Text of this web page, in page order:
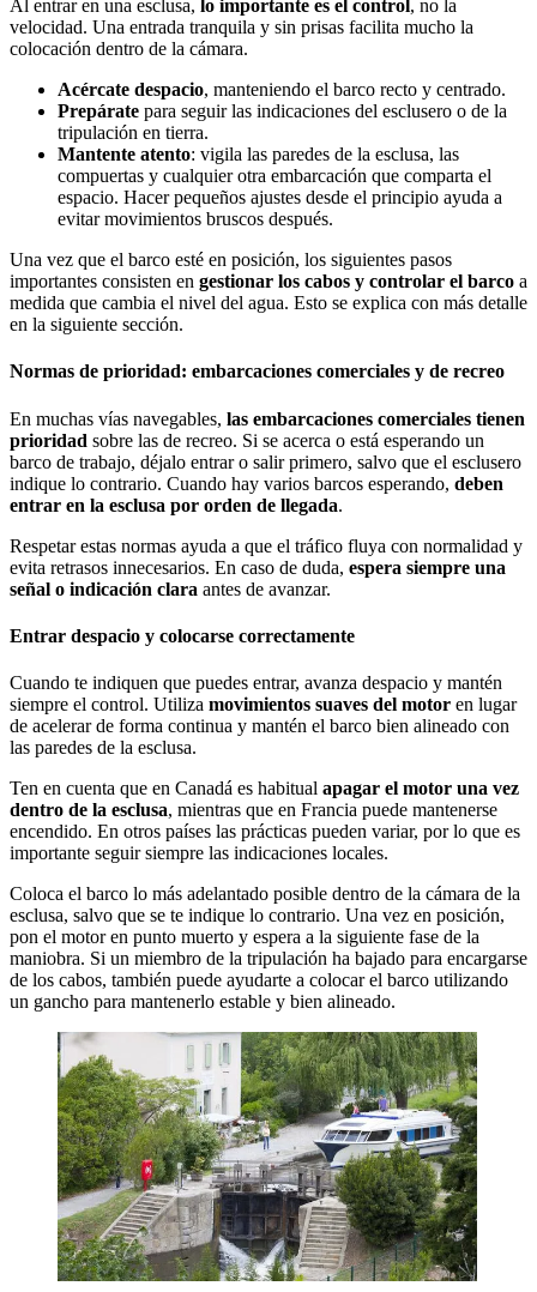
Al entrar en una esclusa, lo importante es el control , no la
velocidad. Una entrada tranquila y sin prisas facilita mucho la
colocación dentro de la cámara.
Acércate despacio, manteniendo el barco recto y centrado.
Prepárate para seguir las indicaciones del esclusero o de la
tripulación en tierra.
Mantente atento: vigila las paredes de la esclusa, las
compuertas y cualquier otra embarcación que comparta el
espacio. Hacer pequeños ajustes desde el principio ayuda a
evitar movimientos bruscos después.
Una vez que el barco esté en posición, los siguientes pasos
importantes consisten en gestionar los cabos y controlar el barco a
medida que cambia el nivel del agua. Esto se explica con más detalle
en la siguiente sección.
Normas de prioridad: embarcaciones comerciales y de recreo
En muchas vías navegables, las embarcaciones comerciales tienen
prioridad sobre las de recreo. Si se acerca o está esperando un
barco de trabajo, déjalo entrar o salir primero, salvo que el esclusero
indique lo contrario. Cuando hay varios barcos esperando, deben
entrar en la esclusa por orden de llegada.
Respetar estas normas ayuda a que el tráfico fluya con normalidad y
evita retrasos innecesarios. En caso de duda, espera siempre una
señal o indicación clara antes de avanzar.
Entrar despacio y colocarse correctamente
Cuando te indiquen que puedes entrar, avanza despacio y mantén
siempre el control. Utiliza movimientos suaves del motor en lugar
de acelerar de forma continua y mantén el barco bien alineado con
las paredes de la esclusa.
Ten en cuenta que en Canadá es habitual apagar el motor una vez
dentro de la esclusa, mientras que en Francia puede mantenerse
encendido. En otros países las prácticas pueden variar, por lo que es
importante seguir siempre las indicaciones locales.
Coloca el barco lo más adelantado posible dentro de la cámara de la
esclusa, salvo que se te indique lo contrario. Una vez en posición,
pon el motor en punto muerto y espera a la siguiente fase de la
maniobra. Si un miembro de la tripulación ha bajado para encargarse
de los cabos, también puede ayudarte a colocar el barco utilizando
un gancho para mantenerlo estable y bien alineado.